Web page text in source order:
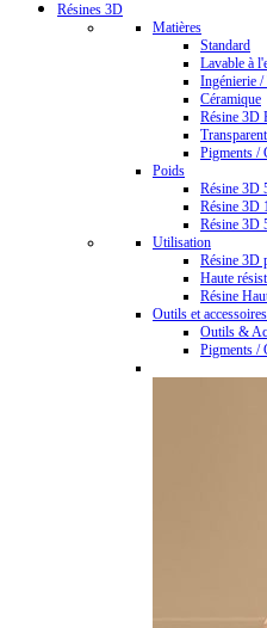
Résines 3D
Matières
Standard
Lavable à
Ingénierie /
Céramique
Résine 3D
Pigments /
Poids
Résine 3D
Résine 3D
Résine 3D
Utilisation
Résine 3D
Haute
Résine
Outils et
Outils &
Pigments /